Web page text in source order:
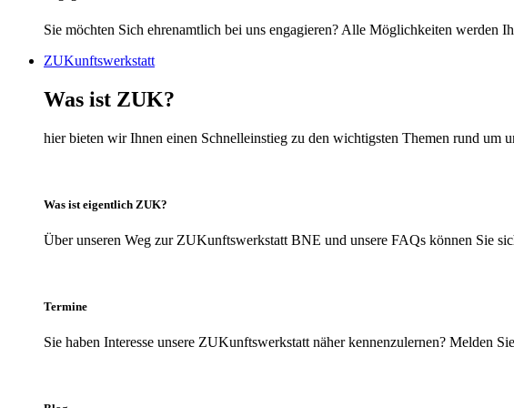
Sie möchten Sich ehrenamtlich bei uns engagieren? Alle Möglichkeiten werden
ZUKunftswerkstatt
Was ist ZUK?
hier bieten wir Ihnen einen Schnelleinstieg zu den wichtigsten Themen rund
Was ist eigentlich ZUK?
Über unseren Weg zur ZUKunftswerkstatt BNE und unsere FAQs können Sie
Termine
Sie haben Interesse unsere ZUKunftswerkstatt näher kennenzulernen? Melden